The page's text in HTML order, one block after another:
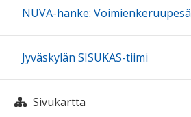
NUVA-hanke: Voimienkeruupesä
Jyväskylän SISUKAS-tiimi
Sivukartta